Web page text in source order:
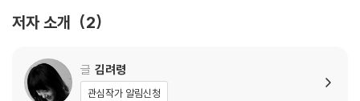
저자 소개 2
글 김려령
관심작가 알림신청